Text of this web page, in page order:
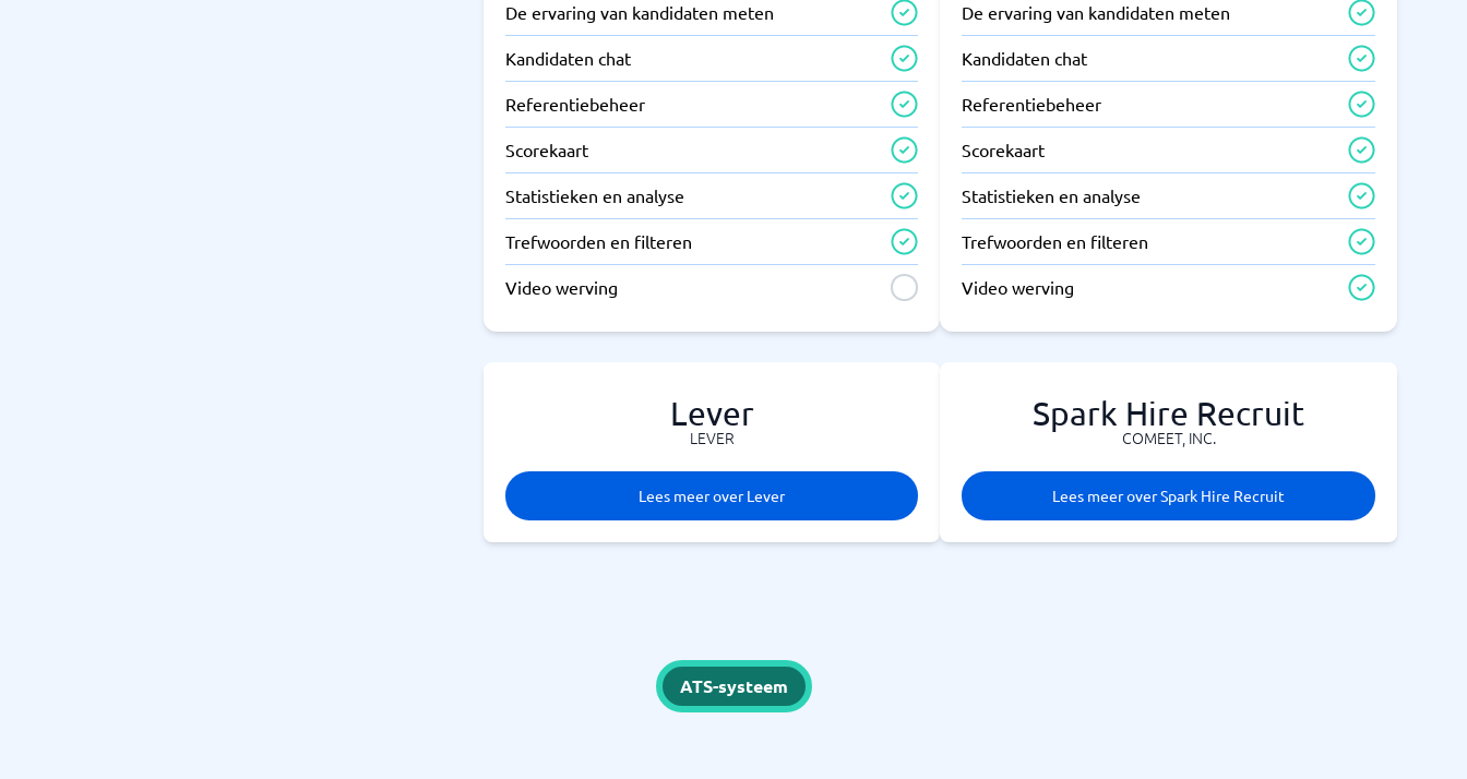
De ervaring van kandidaten meten
Kandidaten chat
Referentiebeheer
Scorekaart
Statistieken en analyse
Trefwoorden en filteren
Video werving
De ervaring van kandidaten meten
Kandidaten chat
Referentiebeheer
Scorekaart
Statistieken en analyse
Trefwoorden en filteren
Video werving
Lever
LEVER
Lees meer over Lever
Spark Hire Recruit
COMEET, INC.
Lees meer over Spark Hire Recruit
ATS-systeem